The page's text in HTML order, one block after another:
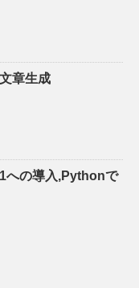
章生成
への導入,Pythonで